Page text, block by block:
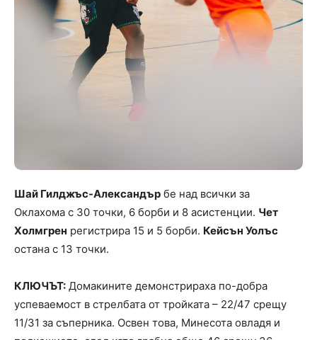
Шай Гилджъс-Александър бе над всички за
Оклахома с 30 точки, 6 борби и 8 асистенции. Чет
Холмгрен регистрира 15 и 5 борби. Кейсън Уолъс
остана с 13 точки.
КЛЮЧЪТ: Домакините демонстрираха по-добра
успеваемост в стрелбата от тройката – 22/47 срещу
11/31 за съперника. Освен това, Минесота овладя и